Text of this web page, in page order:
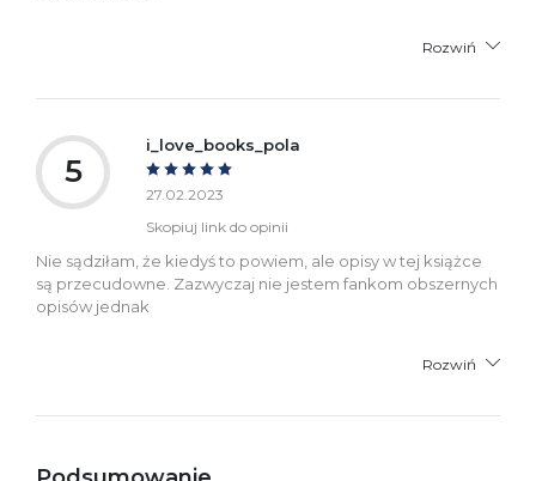
Rozwiń
5
i_love_books_pola
27.02.2023
Skopiuj link do opinii
Nie sądziłam, że kiedyś to powiem, ale opisy w tej książce
są przecudowne. Zazwyczaj nie jestem fankom obszernych
opisów jednak
Rozwiń